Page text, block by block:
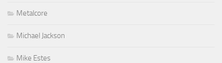
Metalcore
Michael Jackson
Mike Estes